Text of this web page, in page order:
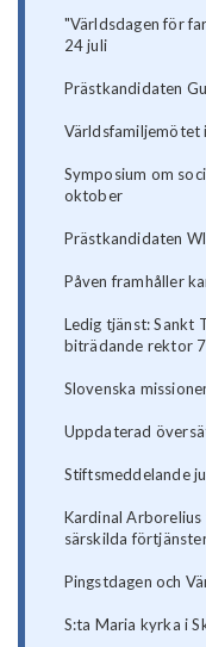
"Världsdagen för
24 juli
Prästkandidaten
Världsfamiljemötet
Symposium om
oktober
Prästkandidaten
Påven framhåller
Ledig tjänst: Sankt
biträdande rektor
Slovenska
Uppdaterad
Stiftsmeddelande
Kardinal Arborelius
särskilda
Pingstdagen och
S:ta Maria kyrka i